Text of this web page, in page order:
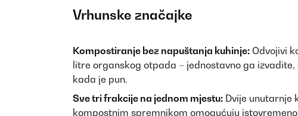
Vrhunske značajke
Kompostiranje bez napuštanja kuhinje: Odvojivi
litre organskog otpada – jednostavno ga
kada je pun.
Sve tri frakcije na jednom mjestu: Dvije unutarnje
kompostnim spremnikom omogućuju